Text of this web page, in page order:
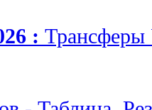
: